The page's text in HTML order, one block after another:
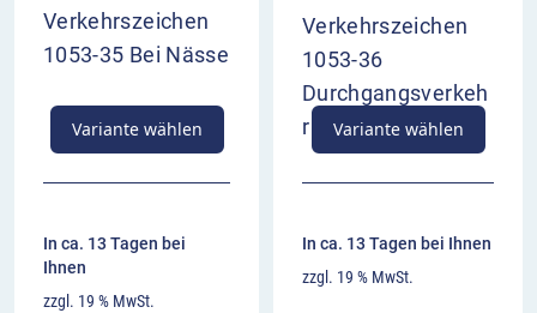
Verkehrszeichen
1053-35 Bei Nässe
Variante wählen
In ca. 13 Tagen bei
Ihnen
zzgl. 19 % MwSt.
Verkehrszeichen
1053-36
Durchgangsverkeh
r
Variante wählen
In ca. 13 Tagen bei Ihnen
zzgl. 19 % MwSt.